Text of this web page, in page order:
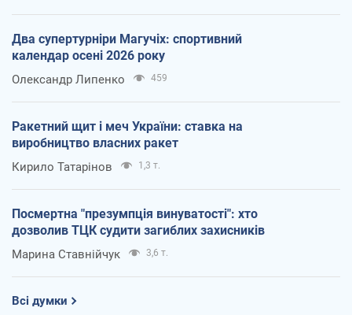
Два супертурніри Магучіх: спортивний
календар осені 2026 року
Олександр Липенко 459
Ракетний щит і меч України: ставка на
виробництво власних ракет
Кирило Татарінов 1,3 т.
Посмертна "презумпція винуватості": хто
дозволив ТЦК судити загиблих захисників
Марина Ставнійчук 3,6 т.
Всі думки